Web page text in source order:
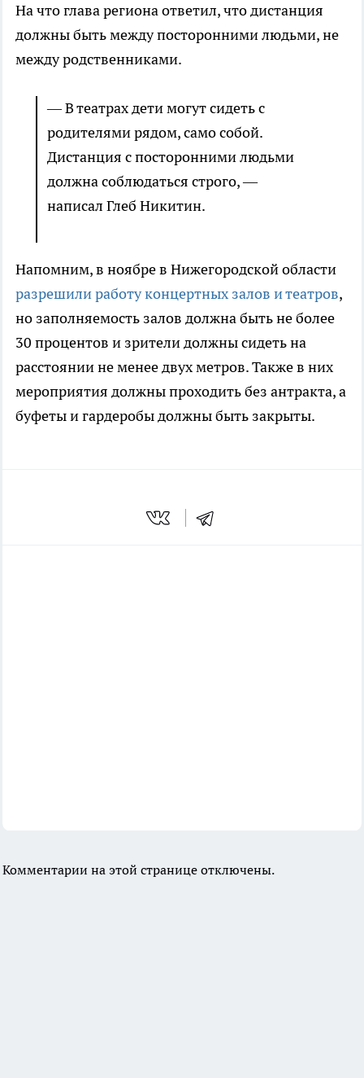
На что глава региона ответил, что дистанция
должны быть между посторонними людьми, не
между родственниками.
— В театрах дети могут сидеть с
родителями рядом, само собой.
Дистанция с посторонними людьми
должна соблюдаться строго, —
написал Глеб Никитин.
Напомним, в ноябре в Нижегородской области
разрешили работу концертных залов и театров,
но заполняемость залов должна быть не более
30 процентов и зрители должны сидеть на
расстоянии не менее двух метров. Также в них
мероприятия должны проходить без антракта, а
буфеты и гардеробы должны быть закрыты.
Комментарии на этой странице отключены.